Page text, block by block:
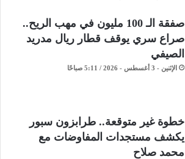
صفقة الـ 100 مليون في مهب الريح..
صراع سري يوقف قطار ريال مدريد
الصيفي
الإثنين - 3 أغسطس - 2026 / 5:11 صباحًا
خطوة غير متوقعة.. طرابزون سبور
يكشف مستجدات المفاوضات مع
محمد صلاح